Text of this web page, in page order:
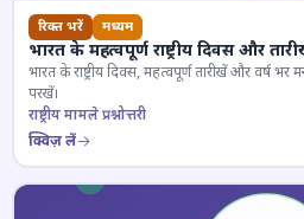
रिक्त भरें मध्यम
भारत के महत्वपूर्ण राष्ट्रीय दिवस और
भारत के राष्ट्रीय दिवस, महत्वपूर्ण तारीखें और वर्ष भर
परखें।
राष्ट्रीय मामले प्रश्नोत्तरी
क्विज़ लें